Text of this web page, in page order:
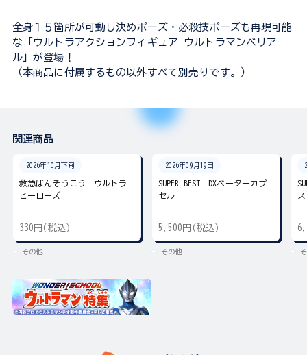
全身１５箇所が可動し決めポーズ・必殺技ポーズも再現可能
な「ウルトラアクションフィギュア ウルトラマンベリア
ル」が登場！
（本商品に付属するもの以外すべて別売りです。）
関連商品
2026年10月下旬
救急ばんそうこう ウルトラ
ヒーローズ
330円(税込)
その他
2026年09月19日
SUPER BEST DXベーターカプ
セル
5,500円(税込)
その他
ス